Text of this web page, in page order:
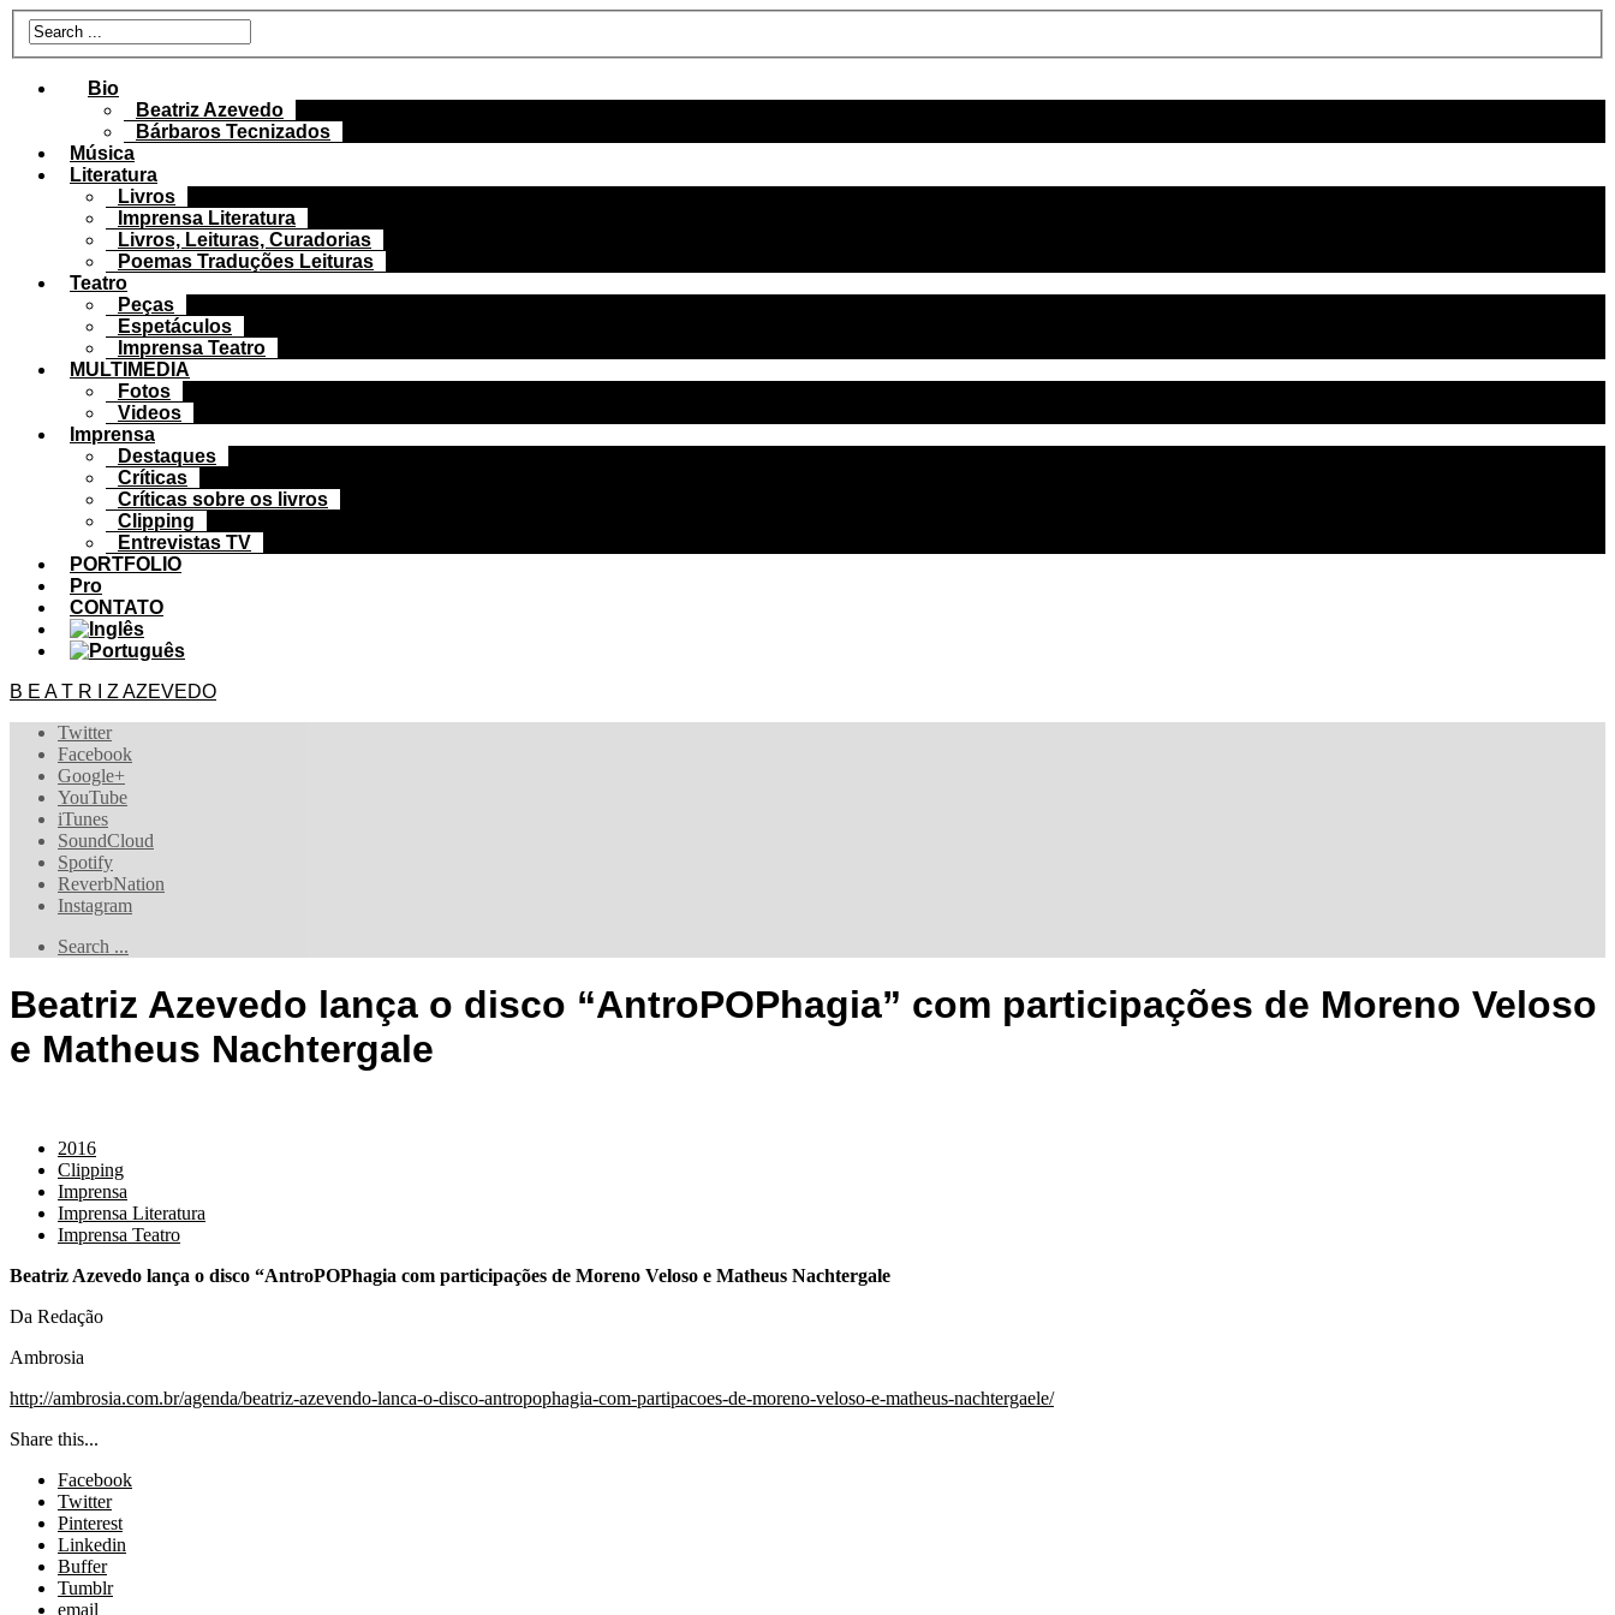
Bio
Beatriz Azevedo
Bárbaros Tecnizados
Música
Literatura
Livros
Imprensa Literatura
Livros, Leituras, Curadorias
Poemas Traduções Leituras
Teatro
Peças
Espetáculos
Imprensa Teatro
MULTIMEDIA
Fotos
Videos
Imprensa
Destaques
Críticas
Críticas sobre os livros
Clipping
Entrevistas TV
PORTFOLIO
Pro
CONTATO
B E A T R I Z AZEVEDO
Twitter
Facebook
Google+
YouTube
iTunes
SoundCloud
Spotify
ReverbNation
Instagram
Search ...
Beatriz Azevedo lança o disco “AntroPOPhagia” com participações de Moreno Veloso
e Matheus Nachtergale
2016
Clipping
Imprensa
Imprensa Literatura
Imprensa Teatro
Beatriz Azevedo lança o disco “AntroPOPhagia com participações de Moreno Veloso e Matheus Nachtergale
Da Redação
Ambrosia
http://ambrosia.com.br/agenda/beatriz-azevendo-lanca-o-disco-antropophagia-com-partipacoes-de-moreno-veloso-e-matheus-nachtergaele/
Share this...
Facebook
Twitter
Pinterest
Linkedin
Buffer
Tumblr
email